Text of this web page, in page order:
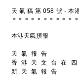
天 氣 稿 第 058 號 - 本
＊ ＊ ＊ ＊ ＊ ＊ ＊ ＊ ＊ ＊ ＊
本港天氣預報
天 氣 報 告
香 港 天 文 台 在
新 天 氣 報 告